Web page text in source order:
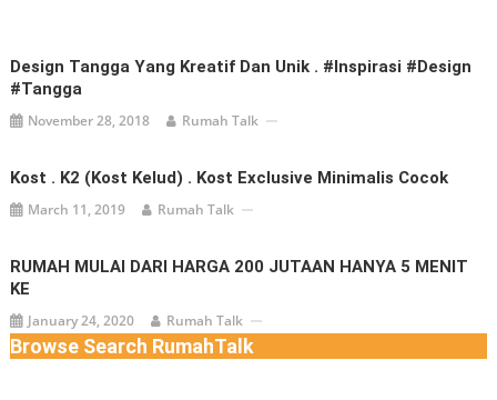
Design Tangga Yang Kreatif Dan Unik . #inspirasi #design
#tangga
November 28, 2018 Rumah Talk
Kost . K2 (Kost Kelud) . Kost Exclusive Minimalis Cocok
March 11, 2019 Rumah Talk
RUMAH MULAI DARI HARGA 200 JUTAAN HANYA 5 MENIT
KE
January 24, 2020 Rumah Talk
Browse Search RumahTalk